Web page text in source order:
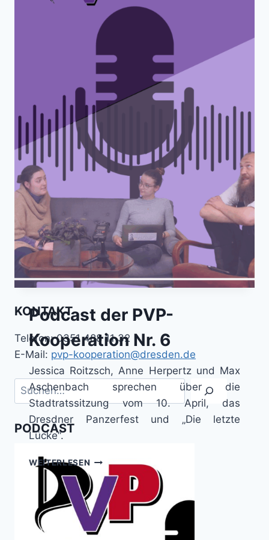
Was war da denn los? In der letzten
Stadtratssitzung am 18.September 2025
ging es rund her und alte wie neue
emotionale Debatten wurden geführt.
Jessica Roitzsch (Volt), Max Aschenbach
(Die PARTEI) und Martin Schulte-
Wissermann (Piraten) blicken wieder auf
die letzte Stadtratssitzung zurück und
sprechen über Großkonzerte in der Rinne,
wieder mal muss die DVB gerettet werden,
der geplanter Ausbau der Königsbrücker
Straße und der von der AfD gestellte
Antrag zur Aufarbeitung der Jugendhilfe in
der DDR (teaser: polarisiert und
emotionalisiert).
WEITERLESEN
10
Podcast der PVP-
Kooperation Nr. 6
Jessica Roitzsch, Anne Herpertz und Max
Aschenbach sprechen über die
Stadtratssitzung vom 10. April, das
Dresdner Panzerfest und „Die letzte
Lücke“.
WEITERLESEN
PODCAST
PVP-
NR.
KONTAKT
Telefon: 0351 488 11 32
E-Mail: pvp-kooperation@dresden.de
Suchen
PODCAST